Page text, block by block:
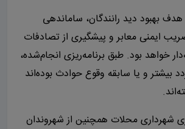
بهبود دید رانندگان، ساماندهی
ایمنی معابر و پیشگیری از تصادفات
خواهد بود. طبق برنامه‌ریزی انجام‌شده،
بیشتر و یا سابقه وقوع حوادث بوده‌اند
شهرداری محلات همچنین از شهروندان